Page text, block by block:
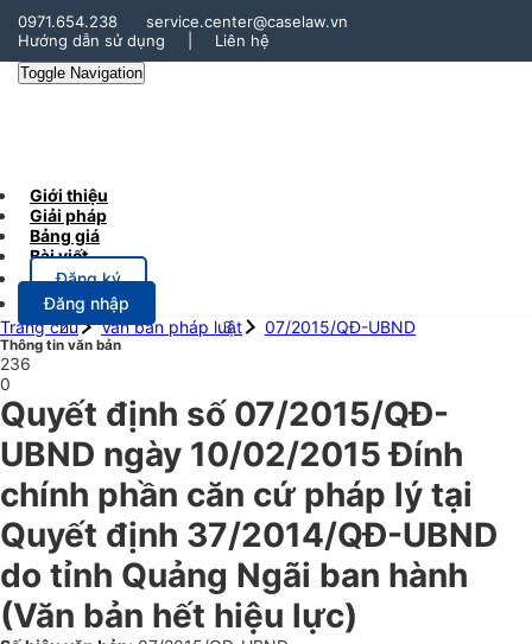
0971.654.238
service.center@caselaw.vn
Hướng dẫn sử dụng
Liên hệ
Toggle Navigation
Giới thiệu
Giải pháp
Bảng giá
Bài viết
Đăng ký
Đăng nhập
Trang chủ
Văn bản pháp luật 07/2015/QĐ-UBND
Thông tin văn bản
236
0
Quyết định số 07/2015/QĐ-
UBND ngày 10/02/2015 Đính
chính phần căn cứ pháp lý tại
Quyết định 37/2014/QĐ-UBND
do tỉnh Quảng Ngãi ban hành
(Văn bản hết hiệu lực)